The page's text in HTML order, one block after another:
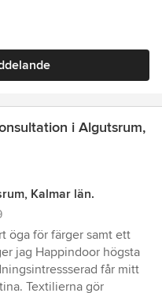
i Algutsrum,
Kalmar län.
öga för färger samt ett
jag Happindoor högsta
får mitt
Textilierna gör